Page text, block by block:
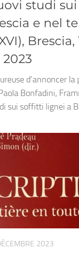
studi
e nel
Brescia,
d’annoncer la
Bonfadini,
sui soffitti lignei a
2023